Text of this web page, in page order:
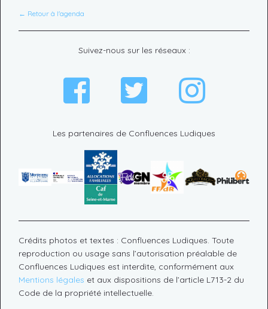
← Retour à l'agenda
Les partenaires de Confluences Ludiques
Suivez-nous sur les réseaux :
Crédits photos et textes : Confluences Ludiques. Toute
reproduction ou usage sans l’autorisation préalable de
Confluences Ludiques est interdite, conformément aux
Mentions légales et aux dispositions de l’article L713-2 du
Code de la propriété intellectuelle.